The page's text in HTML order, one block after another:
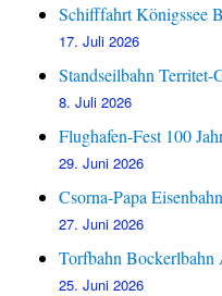
Schifffahrt Königssee
17. Juli 2026
Standseilbahn Territet-
8. Juli 2026
Flughafen-Fest 100
29. Juni 2026
Csorna-Papa
27. Juni 2026
Torfbahn
25. Juni 2026